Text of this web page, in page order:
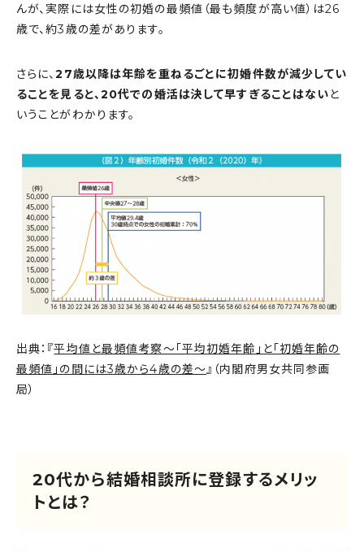
んが、実際には女性の初婚の最頻値（最も頻度が高い値）は26
歳で、約3歳の差があります。
さらに、27歳以降は年齢を重ねるごとに初婚件数が減少してい
ることを見ると、20代での婚活は決して早すぎることはないと
いうことがわかります。
出典：『平均値と最頻値考察～「平均初婚年齢」と「初婚年齢の
最頻値」の間には3歳から4歳の差～』（内閣府男女共同参画
局）
20代から結婚相談所に登録するメリッ
トとは？